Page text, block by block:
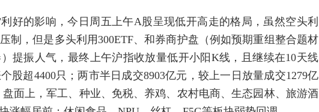
的影响，今日周五上午A股呈现低开高走的格局，虽然空头利
制，但是多头利用300ETF、和券商护盘（例如预期重组整合题材
）提振人气，最终上午沪指收放量低开小阳K线，且继续在10天线
股超4400只；两市半日成交8903亿元，较上一日放量成交1279亿
面上，军工、种业、免税、养鸡、农村电商、生态园林、旅游酒